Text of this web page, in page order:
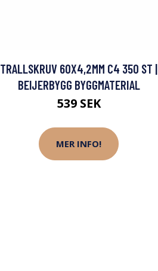
TRALLSKRUV 60X4,2MM C4 350 ST |
BEIJERBYGG BYGGMATERIAL
539 SEK
MER INFO!